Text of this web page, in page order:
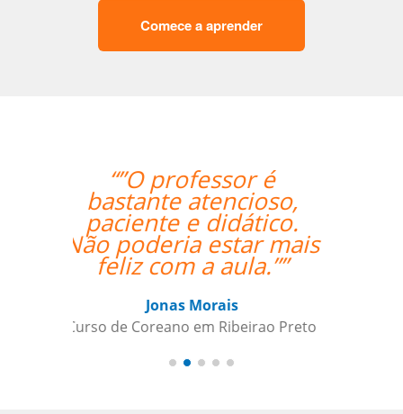
Comece a aprender
“” Destaco o trabalho
do Professor Enrico,
que sempre foi
extremamente
pontual.””
Reginaldo Pontirolli
Curso de Italiano em Guarulhos,
Force Base, São Paulo (Força Aérea